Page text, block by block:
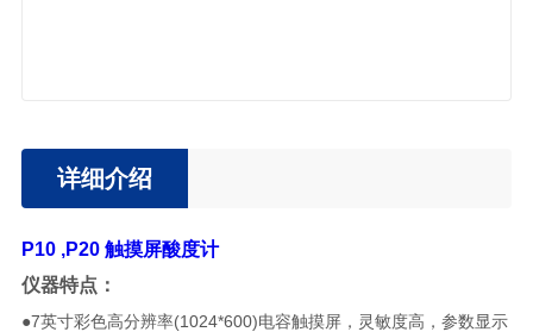
详细介绍
P10 ,P20 触摸屏酸度计
仪器特点：
●7英寸彩色高分辨率(1024*600)电容触摸屏，灵敏度高，参数显示